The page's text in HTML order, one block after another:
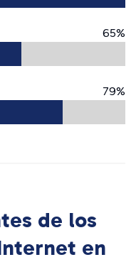
65%
79%
de los
en